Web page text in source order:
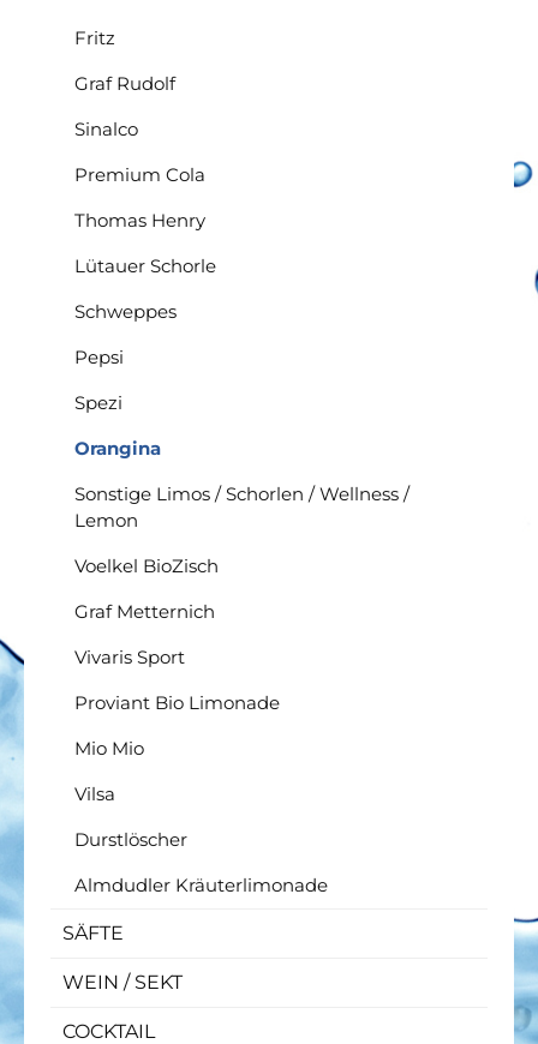
Fritz
Graf Rudolf
Sinalco
Premium Cola
Thomas Henry
Lütauer Schorle
Schweppes
Pepsi
Spezi
Orangina
Sonstige Limos / Schorlen / Wellness /
Lemon
Voelkel BioZisch
Graf Metternich
Vivaris Sport
Proviant Bio Limonade
Mio Mio
Vilsa
Durstlöscher
Almdudler Kräuterlimonade
SÄFTE
WEIN / SEKT
COCKTAIL